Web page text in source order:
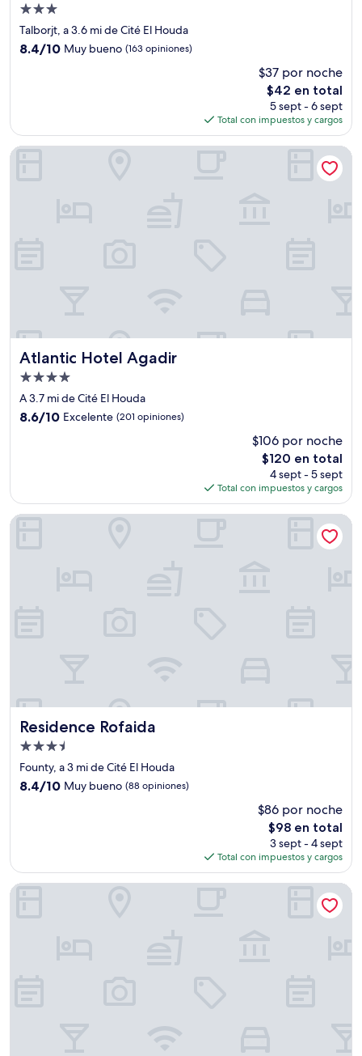
Propiedad
de
3.0
estrellas
Talborjt, a 3.6 mi de Cité El Houda
8.4
opiniones)
8.4/10 Muy bueno (163 opiniones)
$37 por noche
El
precio
actual
es
de
$42 en total
5 sept - 6 sept
Total con impuestos y cargos
Atlantic Hotel Agadir
Atlantic Hotel Agadir
Propiedad
de
4.0
A 3.7 mi de Cité El Houda
8.6
8.6/10 Excelente (201 opiniones)
$106 por noche
El
precio
actual
es
de
$120 en total
4 sept - 5 sept
Total con impuestos y cargos
Atlantic Hotel Agadir
Residence Rofaida
Residence Rofaida
Propiedad
de
3.5
estrellas
Founty, a 3 mi de Cité El Houda
8.4
opiniones)
8.4/10 Muy bueno (88 opiniones)
$86 por noche
El
precio
actual
es
de
$98 en total
3 sept - 4 sept
Total con impuestos y cargos
Residence Rofaida
Golden Beach Appart'hotel